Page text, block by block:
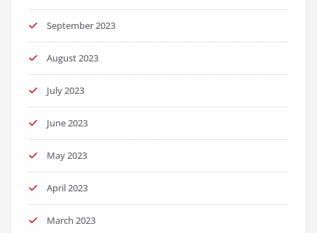
September 2023
August 2023
July 2023
June 2023
May 2023
April 2023
March 2023